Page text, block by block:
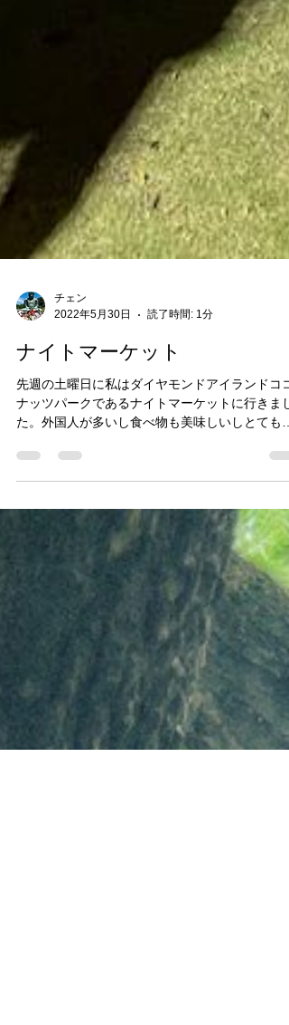
2022年5月30日
読了時間: 1分
ナイトマーケット
先週の土曜日に私はダイヤモンドアイランドココ
しかったです。 ココナッツパークは無料で入れ
す。そして、ペット、子供ような遊べるもあって
いい場所だっと思っております。 #カンボジア...